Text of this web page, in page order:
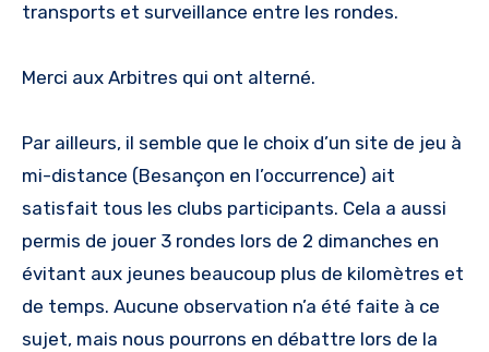
transports et surveillance entre les rondes.
Merci aux Arbitres qui ont alterné.
Par ailleurs, il semble que le choix d’un site de jeu à
mi-distance (Besançon en l’occurrence) ait
satisfait tous les clubs participants. Cela a aussi
permis de jouer 3 rondes lors de 2 dimanches en
évitant aux jeunes beaucoup plus de kilomètres et
de temps. Aucune observation n’a été faite à ce
sujet, mais nous pourrons en débattre lors de la